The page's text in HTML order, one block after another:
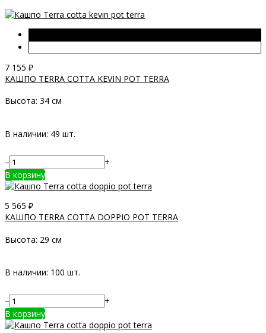
7 155 ₽
КАШПО TERRA COTTA KEVIN POT TERRA
Высота: 34 см
В наличии: 49 шт.
–
+
В корзину
5 565 ₽
КАШПО TERRA COTTA DOPPIO POT TERRA
Высота: 29 см
В наличии: 100 шт.
–
+
В корзину